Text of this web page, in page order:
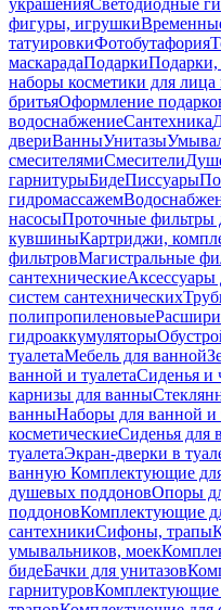
украшенияСветодиодные
фигуры, игрушки
татуировкиФотобутафория
маскарадаПодарки
наборы косметики для лица
бритьяОформление
водоснабжениеСантехника
двериВанныУнитазы
смесителямиСмесители
гарнитурыБидеПиссуары
гидромассажем
насосыПроточные фильтры
кувшиныКартриджи,
фильтровМагистральные
сантехническиеАксессуары
систем сантехнических
полипропиленовые
гидроаккумуляторы
туалетаМебель для ванной
ванной и туалетаСиденья и
карнизы для ванны
ванныНаборы для ванной и
косметическиеСиденья для
туалетаЭкран-дверки в
ванную Комплектующие
душевых поддоновОпоры
поддоновКомплектующие
сантехникиСифоны, трапы
умывальников, моек
бидеБачки для унитазов
гарнитуровКомплектующие